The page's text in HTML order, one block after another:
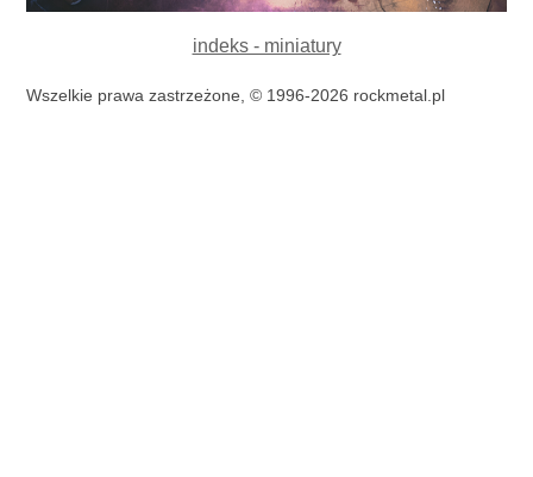
indeks - miniatury
Wszelkie prawa zastrzeżone, © 1996-2026 rockmetal.pl